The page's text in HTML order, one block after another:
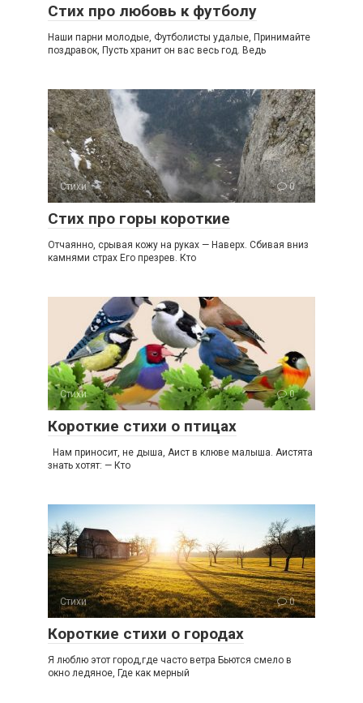
Стих про любовь к футболу
Наши парни молодые, Футболисты удалые, Принимайте
поздравок, Пусть хранит он вас весь год. Ведь
Стихи 0
Стих про горы короткие
Отчаянно, срывая кожу на руках — Наверх. Сбивая вниз
камнями страх Его презрев. Кто
Стихи 0
Короткие стихи о птицах
Нам приносит, не дыша, Аист в клюве малыша. Аистята
знать хотят: — Кто
Стихи 0
Короткие стихи о городах
Я люблю этот город,где часто ветра Бьются смело в
окно ледяное, Где как мерный